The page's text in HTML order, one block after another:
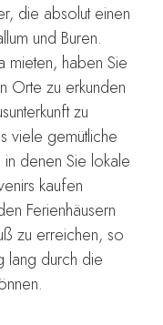
die absolut einen
und Buren.
mieten, haben Sie
Orte zu erkunden
zu
viele gemütliche
in denen Sie lokale
kaufen
Ferienhäusern
zu erreichen, so
lang durch die